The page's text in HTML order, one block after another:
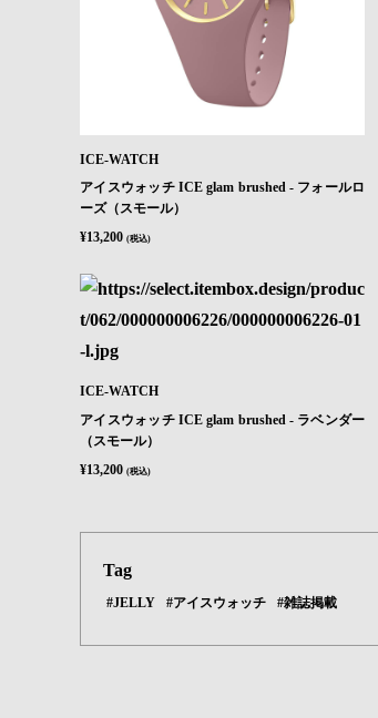
ICE-WATCH
アイスウォッチ ICE glam brushed - フォールロ
ーズ（スモール）
¥13,200 (税込)
ICE-WATCH
アイスウォッチ ICE glam brushed - ラベンダー
（スモール）
¥13,200 (税込)
Tag
#JELLY #アイスウォッチ #雑誌掲載